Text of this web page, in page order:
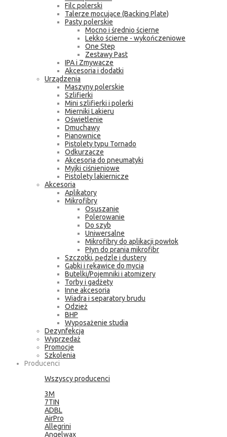
Filc polerski
Talerze mocujące (Backing Plate)
Pasty polerskie
Mocno i średnio ścierne
Lekko ścierne - wykończeniowe
One Step
Zestawy Past
IPA i Zmywacze
Akcesoria i dodatki
Urządzenia
Maszyny polerskie
Szlifierki
Mini szlifierki i polerki
Mierniki Lakieru
Oświetlenie
Dmuchawy
Pianownice
Pistolety typu Tornado
Odkurzacze
Akcesoria do pneumatyki
Myjki ciśnieniowe
Pistolety lakiernicze
Akcesoria
Aplikatory
Mikrofibry
Osuszanie
Polerowanie
Do szyb
Uniwersalne
Mikrofibry do aplikacji powłok
Płyn do prania mikrofibr
Szczotki, pędzle i dustery
Gąbki i rękawice do mycia
Butelki/Pojemniki i atomizery
Torby i gadżety
Inne akcesoria
Wiadra i separatory brudu
Odzież
BHP
Wyposażenie studia
Dezynfekcja
Wyprzedaż
Promocje
Szkolenia
Producenci
Wszyscy producenci
3M
7TIN
ADBL
AirPro
Allegrini
Angelwax